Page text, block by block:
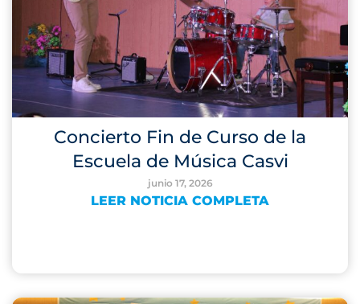
Concierto Fin de Curso de la
Escuela de Música Casvi
junio 17, 2026
LEER NOTICIA COMPLETA